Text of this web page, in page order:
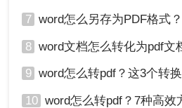
7 word怎么另存为PDF格式？3
8 word文档怎么转化为pdf文档？3 种实用转换
9 word怎么转pdf？这3个转
10 word怎么转pdf？7种高效